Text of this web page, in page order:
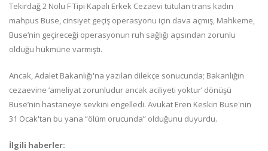
Tekirdağ 2 Nolu F Tipi Kapalı Erkek Cezaevi tutulan trans kadın
mahpus Buse, cinsiyet geçiş operasyonu için dava açmış, Mahkeme,
Buse’nin geçireceği operasyonun ruh sağlığı açısından zorunlu
olduğu hükmüne varmıştı.
Ancak, Adalet Bakanlığı'na yazılan dilekçe sonucunda; Bakanlığın
cezaevine ‘ameliyat zorunludur ancak aciliyeti yoktur’ dönüşü
Buse’nin hastaneye sevkini engelledi. Avukat Eren Keskin Buse'nin
31 Ocak'tan bu yana “ölüm orucunda” olduğunu duyurdu.
İlgili haberler: